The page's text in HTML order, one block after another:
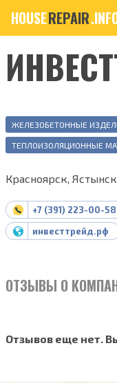
HOUSEREPAIR
ЖЕЛЕЗОБЕТОННЫЕ
ТЕПЛОИЗОЛЯЦИОННЫЕ
Красноярск,
+7 (391) 223-00-58
инвесттрейд.рф
ОТЗЫВЫ О
Отзывов еще нет.